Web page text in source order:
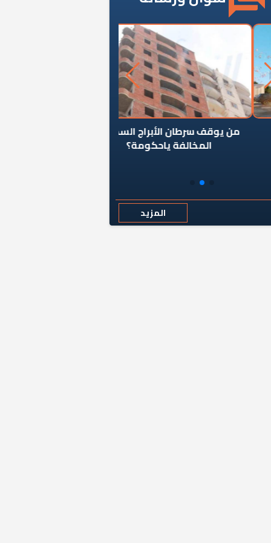
من يوقف سرطان الأبراج السكنية
المخالفة ياحكومة؟
المزيد